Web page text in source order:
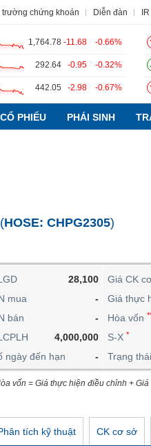
chứng khoán Diễn đàn
1,764.78 -11.68 -0.66%
292.64 -0.95 -0.32%
442.05 -2.98 -0.67%
CỔ PHIẾU PHÁI SINH
(HOSE: CHPG2305)
28,100
mua
-
bán
-
4,000,000
ngày đến hạn
-
Giá CK
Giá thực
Hòa vốn
S-X *
Trạng
vốn = Giá thực hiện điều chỉnh + Giá
tích kỹ thuật CK cơ sở
đạo Tin tức Báo cáo